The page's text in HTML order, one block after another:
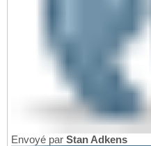
Envoyé par Stan Adkens